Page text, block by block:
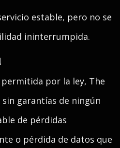
estable, pero no se
ininterrumpida.
por la ley, The
sin garantías de ningún
de pérdidas
o pérdida de datos que